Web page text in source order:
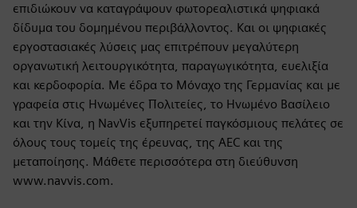
επιδιώκουν να καταγράψουν φωτορεαλιστικά ψηφιακά
δίδυμα του δομημένου περιβάλλοντος. Και οι ψηφιακές
εργοστασιακές λύσεις μας επιτρέπουν μεγαλύτερη
οργανωτική λειτουργικότητα, παραγωγικότητα, ευελιξία
και κερδοφορία. Με έδρα το Μόναχο της Γερμανίας και με
γραφεία στις Ηνωμένες Πολιτείες, το Ηνωμένο Βασίλειο
και την Κίνα, η NavVis εξυπηρετεί παγκόσμιους πελάτες σε
όλους τους τομείς της έρευνας, της AEC και της
μεταποίησης. Μάθετε περισσότερα στη διεύθυνση
www.navvis.com.